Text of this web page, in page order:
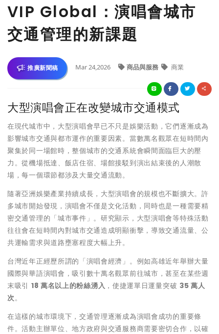
VIP Global：演唱會城市
交通管理的新課題
推廣新聞稿 Mar 24,2026 商品與服務 商業
大型演唱會正在改變城市交通模式
在現代城市中，大型演唱會早已不只是娛樂活動，它們逐漸成為
影響城市交通與都市運作的重要因素。當數萬名觀眾在短時間內
聚集於同一場館時，整個城市的交通系統會瞬間面臨巨大的壓
力。從機場抵達、飯店住宿、場館接駁到演出結束後的人潮散
場，每一個環節都涉及大量交通流動。
隨著亞洲娛樂產業持續成長，大型演唱會的規模也不斷擴大。許
多城市開始發現，演唱會不僅是文化活動，同時也是一種需要精
密交通管理的「城市事件」。研究顯示，大型演唱會等特殊活動
往往會在短時間內對城市交通造成明顯衝擊，導致交通流量、公
共運輸需求與道路壅塞程度大幅上升。
台灣近年正經歷所謂的「演唱會經濟」。例如高雄近年舉辦大量
國際與華語演唱會，吸引數十萬名觀眾前往城市，甚至在某些週
末吸引 18 萬名以上的粉絲湧入 ，使捷運單日運量突破 35 萬人
次。
在這樣的城市環境下，交通管理逐漸成為演唱會成功的重要條
件。活動主辦單位、地方政府與交通服務商需要密切合作，以確